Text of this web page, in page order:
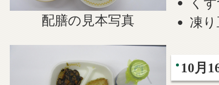
配膳の見本写真
凍
10月